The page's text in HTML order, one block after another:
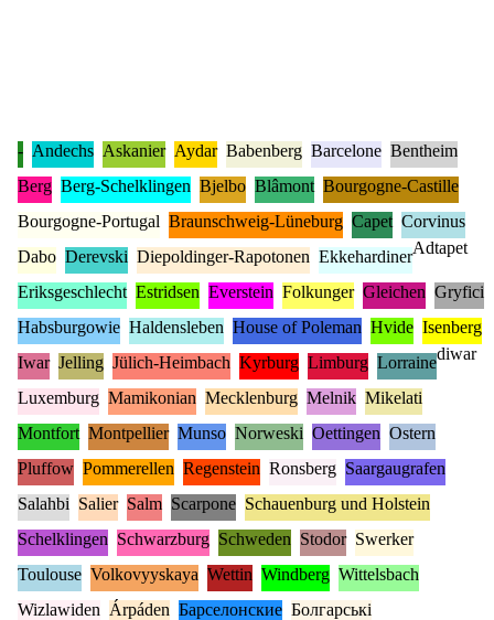
- Andechs Askanier Aydar Babenberg Barcelone Bentheim
Berg Berg-Schelklingen Bjelbo Blâmont Bourgogne-Castille
Bourgogne-Portugal Braunschweig-Lüneburg Capet Corvinus
Dabo Derevski Diepoldinger-Rapotonen Ekkehardiner
Eriksgeschlecht Estridsen Everstein Folkunger Gleichen Gryfici
Habsburgowie Haldensleben House of Poleman Hvide Isenberg
Iwar Jelling Jülich-Heimbach Kyrburg Limburg Lorraine
Luxemburg Mamikonian Mecklenburg Melnik Mikelati
Montfort Montpellier Munso Norweski Oettingen Ostern
Pluffow Pommerellen Regenstein Ronsberg Saargaugrafen
Salahbi Salier Salm Scarpone Schauenburg und Holstein
Schelklingen Schwarzburg Schweden Stodor Swerker
Toulouse Volkovyyskaya Wettin Windberg Wittelsbach
Wizlawiden Árpáden Барселонские Болгарські
Adtapet
diwar